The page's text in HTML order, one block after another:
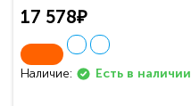
17 578₽
Наличие: Есть в наличии